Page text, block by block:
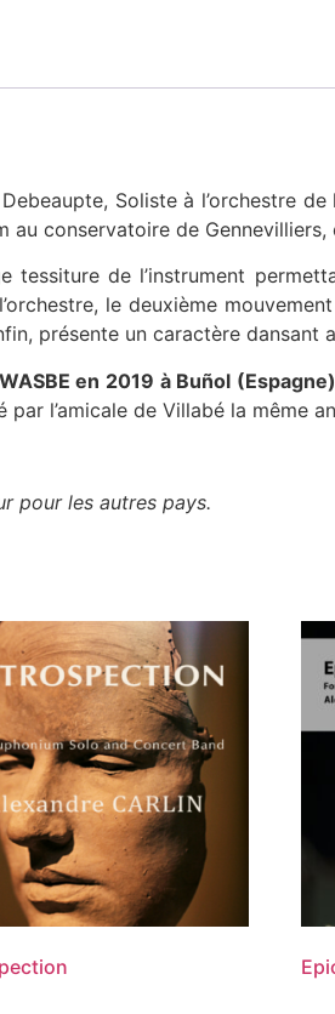
Soliste à l’orchestre de
au conservatoire de
de l’instrument
le deuxième
présente un caractère dansant
en 2019 à Buñol
l’amicale de Villabé la même
pour les autres pays.